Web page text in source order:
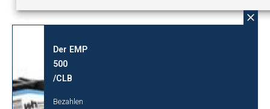
Der EMP
500
/CLB
Bezahlen